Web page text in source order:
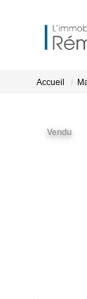
Accueil
Vendu